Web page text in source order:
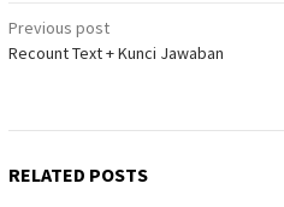
Post
navigation
Previous post
Recount Text + Kunci Jawaban
RELATED POSTS